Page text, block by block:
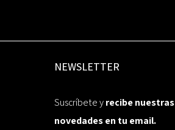
NEWSLETTER
Suscríbete yrecibe nuestras
novedades en tu email.